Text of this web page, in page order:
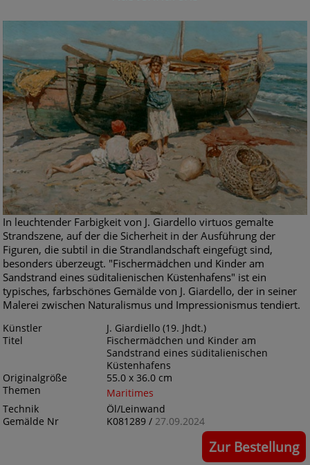
In leuchtender Farbigkeit von J. Giardello virtuos gemalte
Strandszene, auf der die Sicherheit in der Ausführung der
Figuren, die subtil in die Strandlandschaft eingefügt sind,
besonders überzeugt. "Fischermädchen und Kinder am
Sandstrand eines süditalienischen Küstenhafens" ist ein
typisches, farbschönes Gemälde von J. Giardello, der in seiner
Malerei zwischen Naturalismus und Impressionismus tendiert.
Künstler
J. Giardiello (19. Jhdt.)
Titel
Fischermädchen und Kinder am
Sandstrand eines süditalienischen
Küstenhafens
Originalgröße
55.0 x 36.0 cm
Themen
Maritimes
Technik
Öl/Leinwand
Gemälde Nr
K081289 / 27.09.2024
Zur Bestellung